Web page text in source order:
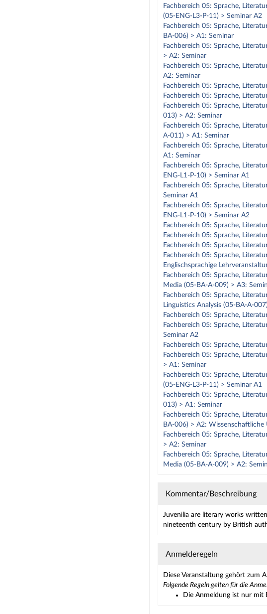
Fachbereich 05: Sprache,
(05-ENG-L3-P-11) > Seminar A2
Fachbereich 05: Sprache,
BA-006) > A1: Seminar
Fachbereich 05: Sprache,
> A2: Seminar
Fachbereich 05: Sprache,
A2: Seminar
Fachbereich 05: Sprache,
Fachbereich 05: Sprache,
Fachbereich 05: Sprache,
013) > A2: Seminar
Fachbereich 05: Sprache,
A-011) > A1: Seminar
Fachbereich 05: Sprache,
A1: Seminar
Fachbereich 05: Sprache,
ENG-L1-P-10) > Seminar A1
Fachbereich 05: Sprache,
Seminar A1
Fachbereich 05: Sprache,
ENG-L1-P-10) > Seminar A2
Fachbereich 05: Sprache,
Fachbereich 05: Sprache,
Fachbereich 05: Sprache,
Fachbereich 05: Sprache,
Englischsprachige
Fachbereich 05: Sprache,
Media (05-BA-A-009) > A3:
Fachbereich 05: Sprache,
Linguistics Analysis (05-BA-A-
Fachbereich 05: Sprache,
Fachbereich 05: Sprache,
Seminar A2
Fachbereich 05: Sprache,
Fachbereich 05: Sprache,
> A1: Seminar
Fachbereich 05: Sprache,
(05-ENG-L3-P-11) > Seminar A1
Fachbereich 05: Sprache,
013) > A1: Seminar
Fachbereich 05: Sprache,
BA-006) > A2: Wissenschaftliche
Fachbereich 05: Sprache,
> A2: Seminar
Fachbereich 05: Sprache,
Media (05-BA-A-009) > A2:
Kommentar/Beschreibung
Juvenilia are literary works
nineteenth century by British
Anmelderegeln
Diese Veranstaltung gehört zum
Folgende Regeln gelten für die
Die Anmeldung ist nur mit